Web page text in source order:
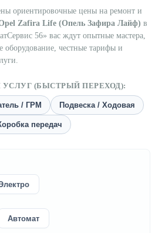
ориентировочные цены на ремонт и
Zafira Life (Опель Зафира Лайф) в
56» вас ждут опытные мастера,
оборудование, честные тарифы и
(БЫСТРЫЙ ПЕРЕХОД):
/ ГРМ Подвеска / Ходовая
передач
Автомат